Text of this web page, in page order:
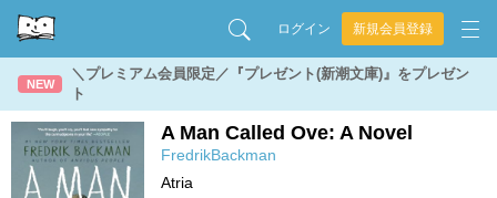
ログイン 新規会員登録
NEW
＼プレミアム会員限定／『プレゼント(新潮文庫)』をプレゼン
ト
A Man Called Ove: A Novel
FredrikBackman
Atria